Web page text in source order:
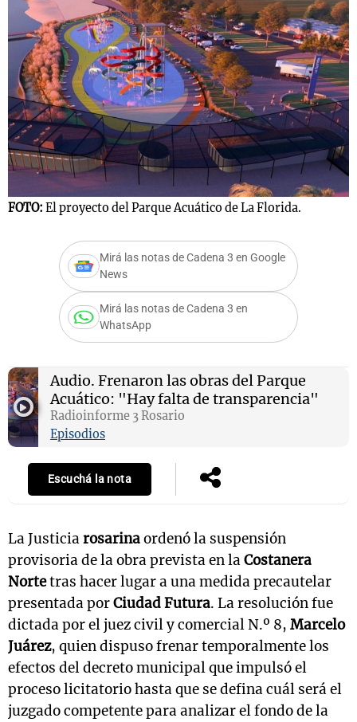
FOTO: El proyecto del Parque Acuático de La Florida.
Mirá las notas de Cadena 3 en Google
News
Mirá las notas de Cadena 3 en
WhatsApp
Audio. Frenaron las obras del Parque
Acuático: "Hay falta de transparencia"
Radioinforme 3 Rosario
Episodios
Escuchá la nota
La Justiciarosarinaordenó la suspensión
provisoria de la obra prevista en laCostanera
Nortetras hacer lugar a una medida precautelar
presentada porCiudad Futura. La resolución fue
dictada por el juez civil y comercial N.º 8, Marcelo
Juárez, quien dispuso frenar temporalmente los
efectos del decreto municipal que impulsó el
proceso licitatorio hasta que se defina cuál será el
juzgado competente para analizar el fondo de la